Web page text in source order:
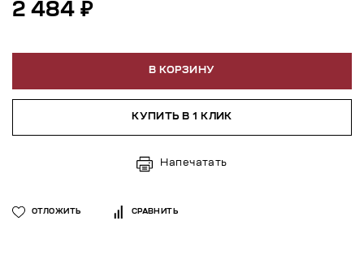
2 484 ₽
В КОРЗИНУ
КУПИТЬ В 1 КЛИК
Напечатать
ОТЛОЖИТЬ СРАВНИТЬ